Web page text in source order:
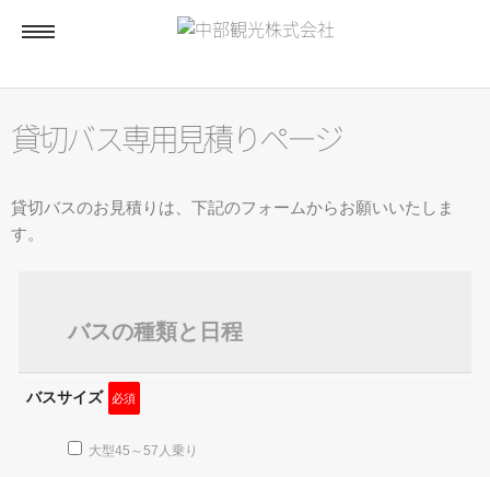
ホーム
マイツアー
アクセス
貸切バス専用見積りページ
貸切バスのお見積りは、下記のフォームからお願いいたしま
す。
バスの種類と日程
バスサイズ 必須
大型45～57人乗り